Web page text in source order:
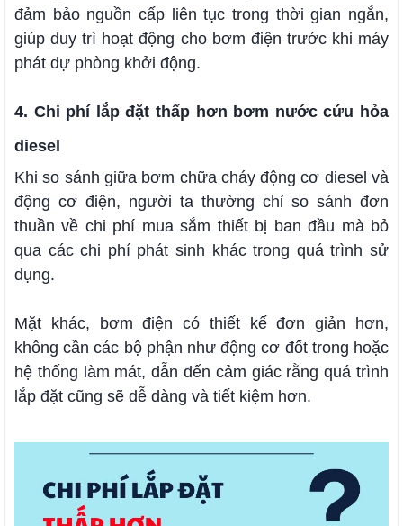
đảm bảo nguồn cấp liên tục trong thời gian ngắn,
giúp duy trì hoạt động cho bơm điện trước khi máy
phát dự phòng khởi động.
4. Chi phí lắp đặt thấp hơn bơm nước cứu hỏa
diesel
Khi so sánh giữa bơm chữa cháy động cơ diesel và
động cơ điện, người ta thường chỉ so sánh đơn
thuần về chi phí mua sắm thiết bị ban đầu mà bỏ
qua các chi phí phát sinh khác trong quá trình sử
dụng.
Mặt khác, bơm điện có thiết kế đơn giản hơn,
không cần các bộ phận như động cơ đốt trong hoặc
hệ thống làm mát, dẫn đến cảm giác rằng quá trình
lắp đặt cũng sẽ dễ dàng và tiết kiệm hơn.